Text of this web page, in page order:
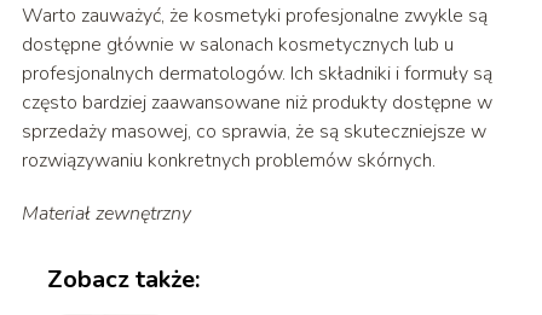
Warto zauważyć, że kosmetyki profesjonalne zwykle są
dostępne głównie w salonach kosmetycznych lub u
profesjonalnych dermatologów. Ich składniki i formuły są
często bardziej zaawansowane niż produkty dostępne w
sprzedaży masowej, co sprawia, że są skuteczniejsze w
rozwiązywaniu konkretnych problemów skórnych.
Materiał zewnętrzny
Zobacz także: